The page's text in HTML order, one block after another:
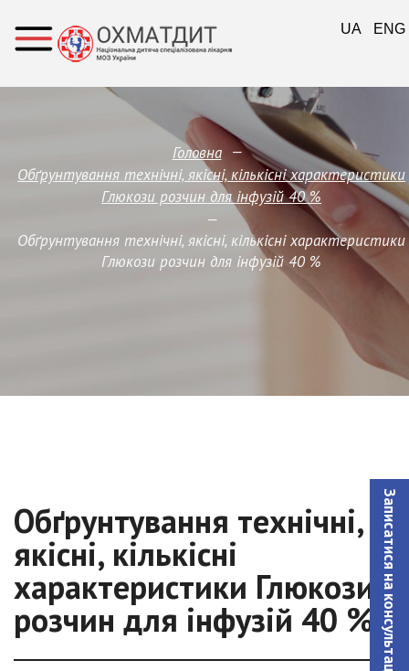
Записатися на консультацiю
Головна —
Обґрунтування технічні, якісні, кількісні характеристики
Глюкози розчин для інфузій 40 %
—
Обґрунтування технічні, якісні, кількісні характеристики
Глюкози розчин для інфузій 40 %
Обґрунтування технічні,
якісні, кількісні
характеристики Глюкози
розчин для інфузій 40 %
UA ENG